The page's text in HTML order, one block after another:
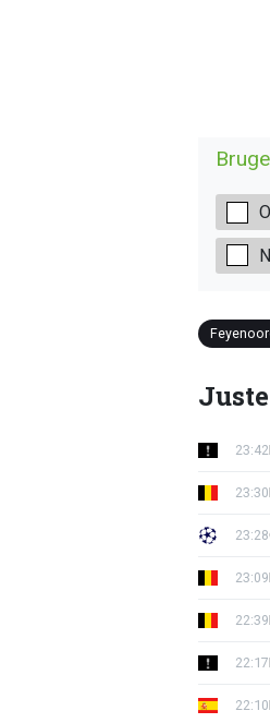
23:42
23:30
23:28
23:09
22:39
22:17
22:10